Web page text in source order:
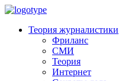
Теория журналистики
Фриланс
СМИ
Теория
Интернет